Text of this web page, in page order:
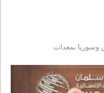
وسوريا بمعدات